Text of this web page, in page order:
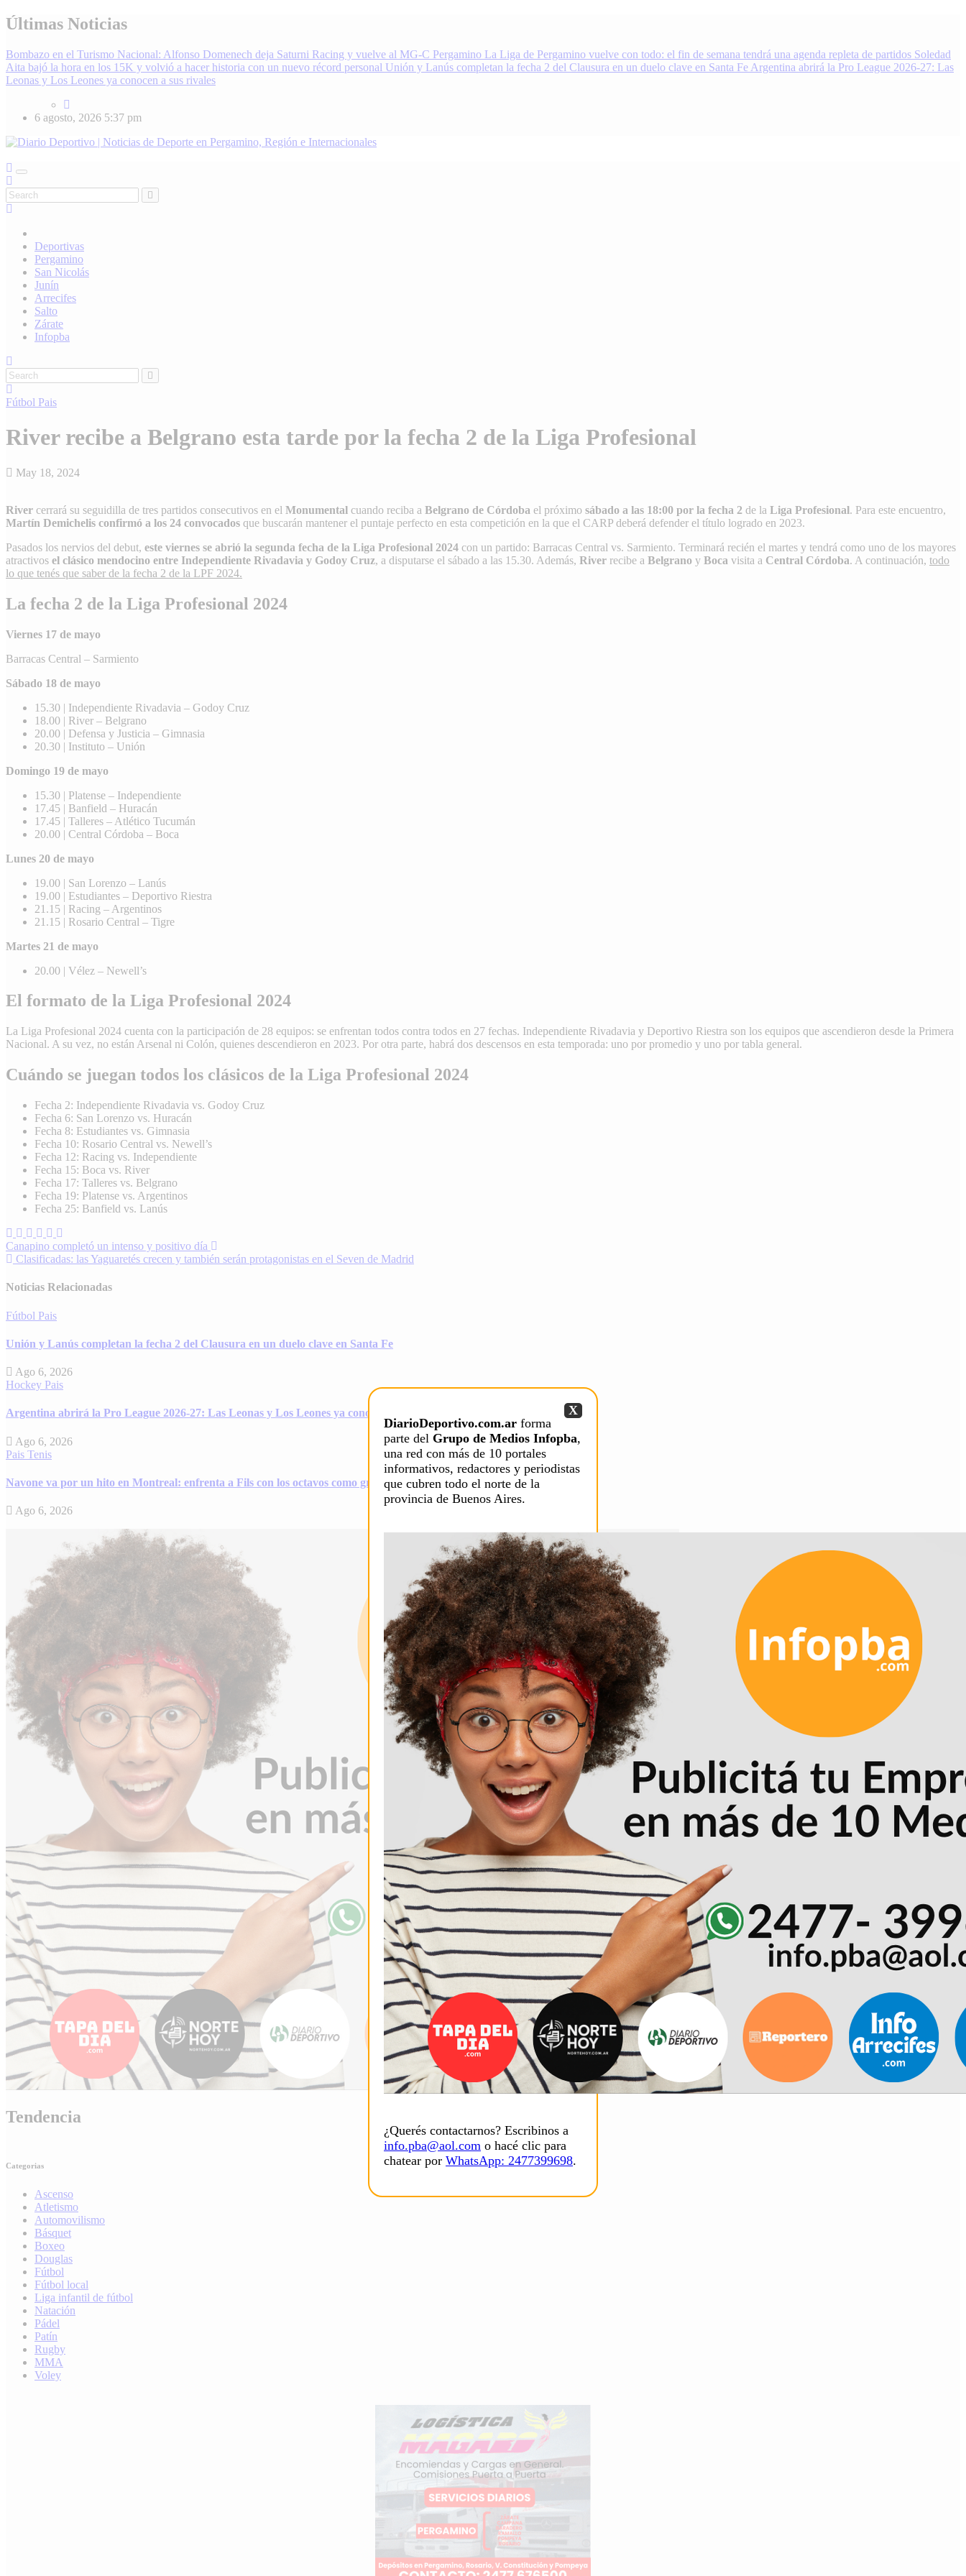
Skip
to
Últimas Noticias
Bombazo en el Turismo Nacional: Alfonso Domenech deja Saturni Racing y vuelve al MG-C Pergamino La Liga de Pergamino vuelve con todo: el fin de semana tendrá una agenda repleta de partidos Soledad
Aita bajó la hora en los 15K y volvió a hacer historia con un nuevo récord personal Unión y Lanús completan la fecha 2 del Clausura en un duelo clave en Santa Fe Argentina abrirá la Pro League 2026-27: Las
Leonas y Los Leones ya conocen a sus rivales
6 agosto, 2026 5:37 pm
Diario Deportivo | Noticias de Deporte en Pergamino, Región e Internacionales
Enterate de lo último en fútbol, básquet, automovilismo y más. DiarioDeportivo.com.ar cubre el deporte de Pergamino, la región y el mundo. Noticias, resultados y análisis 24/7. Grupo de Medios Infopba.com
Deportivas
Pergamino
San Nicolás
Junín
Arrecifes
Salto
Zárate
Infopba
Fútbol Pais
River recibe a Belgrano esta tarde por la fecha 2 de la Liga Profesional
May 18, 2024
River cerrará su seguidilla de tres partidos consecutivos en el Monumental cuando reciba a Belgrano de Córdoba el próximo sábado a las 18:00 por la fecha 2 de la Liga Profesional. Para este encuentro,
Martín Demichelis confirmó a los 24 convocados que buscarán mantener el puntaje perfecto en esta competición en la que el CARP deberá defender el título logrado en 2023.
Pasados los nervios del debut, este viernes se abrió la segunda fecha de la Liga Profesional 2024 con un partido: Barracas Central vs. Sarmiento. Terminará recién el martes y tendrá como uno de los mayores
atractivos el clásico mendocino entre Independiente Rivadavia y Godoy Cruz, a disputarse el sábado a las 15.30. Además, River recibe a Belgrano y Boca visita a Central Córdoba. A continuación, todo
lo que tenés que saber de la fecha 2 de la LPF 2024.
La fecha 2 de la Liga Profesional 2024
Viernes 17 de mayo
Barracas Central – Sarmiento
Sábado 18 de mayo
15.30 | Independiente Rivadavia – Godoy Cruz
18.00 | River – Belgrano
20.00 | Defensa y Justicia – Gimnasia
20.30 | Instituto – Unión
Domingo 19 de mayo
15.30 | Platense – Independiente
17.45 | Banfield – Huracán
17.45 | Talleres – Atlético Tucumán
20.00 | Central Córdoba – Boca
Lunes 20 de mayo
19.00 | San Lorenzo – Lanús
19.00 | Estudiantes – Deportivo Riestra
21.15 | Racing – Argentinos
21.15 | Rosario Central – Tigre
Martes 21 de mayo
20.00 | Vélez – Newell’s
El formato de la Liga Profesional 2024
La Liga Profesional 2024 cuenta con la participación de 28 equipos: se enfrentan todos contra todos en 27 fechas. Independiente Rivadavia y Deportivo Riestra son los equipos que ascendieron desde la Primera
Nacional. A su vez, no están Arsenal ni Colón, quienes descendieron en 2023. Por otra parte, habrá dos descensos en esta temporada: uno por promedio y uno por tabla general.
Cuándo se juegan todos los clásicos de la Liga Profesional 2024
Fecha 2: Independiente Rivadavia vs. Godoy Cruz
Fecha 6: San Lorenzo vs. Huracán
Fecha 8: Estudiantes vs. Gimnasia
Fecha 10: Rosario Central vs. Newell’s
Fecha 12: Racing vs. Independiente
Fecha 15: Boca vs. River
Fecha 17: Talleres vs. Belgrano
Fecha 19: Platense vs. Argentinos
Fecha 25: Banfield vs. Lanús
Navegación
de
entradas
Canapino completó un intenso y positivo día
Clasificadas: las Yaguaretés crecen y también serán protagonistas en el Seven de Madrid
Noticias Relacionadas
Fútbol Pais
Unión y Lanús completan la fecha 2 del Clausura en un duelo clave en Santa Fe
Ago 6, 2026
Hockey Pais
Argentina abrirá la Pro League 2026-27: Las Leonas y Los Leones ya conocen a sus rivales
Ago 6, 2026
Pais Tenis
Navone va por un hito en Montreal: enfrenta a Fils con los octavos como gran objetivo
Ago 6, 2026
X
DiarioDeportivo.com.ar forma
parte del Grupo de Medios Infopba,
una red con más de 10 portales
informativos, redactores y periodistas
que cubren todo el norte de la
provincia de Buenos Aires.
¿Querés contactarnos? Escribinos a
info.pba@aol.com o hacé clic para
chatear por WhatsApp: 2477399698.
Tendencia
Categorias
Ascenso
Atletismo
Automovilismo
Básquet
Boxeo
Douglas
Fútbol
Fútbol local
Liga infantil de fútbol
Natación
Pádel
Patín
Rugby
MMA
Voley